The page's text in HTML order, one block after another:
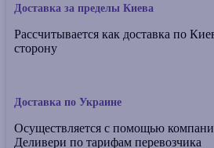
Доставка за пределы Киева
Рассчитывается как доставка по
сторону
Доставка по Украине
Осуществляется с помощью
Деливери по тарифам перевозчика